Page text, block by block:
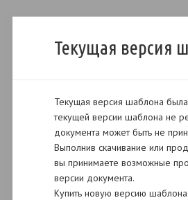
Текущая версия
Текущая версия шаблона
текущей версии шаблона не
документа может быть не
Выполнив скачивание или
вы принимаете возможные
версии документа.
Купить новую версию